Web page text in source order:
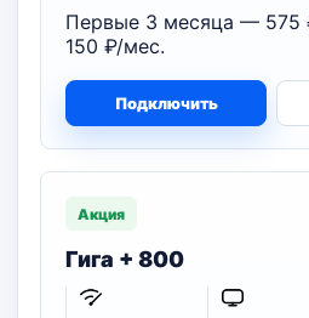
Первые 3 месяца — 575
150 ₽/мес.
Подключить
Акция
Гига + 800